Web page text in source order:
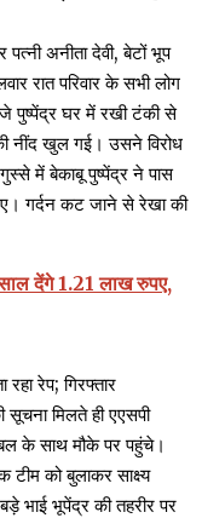
पत्नी अनीता देवी, बेटों भूप
रात परिवार के सभी लोग
पुष्पेंद्र घर में रखी टंकी से
नींद खुल गई। उसने विरोध
में बेकाबू पुष्पेंद्र ने पास
गर्दन कट जाने से रेखा की
साल देंगे 1.21 लाख रुपए,
रहा रेप; गिरफ्तार
मिलते ही एएसपी
के साथ मौके पर पहुंचे।
टीम को बुलाकर साक्ष्य
भाई भूपेंद्र की तहरीर पर